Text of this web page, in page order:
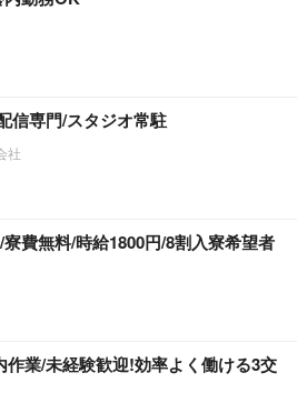
信専門/スタジオ常駐
社
費無料/時給1800円/8割入寮希望者
業/未経験歓迎!効率よく働ける3交